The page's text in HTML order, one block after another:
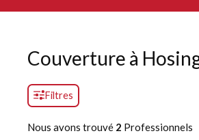
Couverture à
Filtres
Nous avons trouvé 2 Professionnels